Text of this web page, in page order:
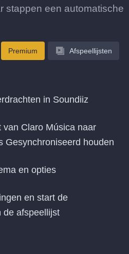
stappen een automatische
Premium Afspeellijsten
in Soundiiz
van Claro Música naar
Gesynchroniseerd houden
en opties
en start de
de afspeellijst